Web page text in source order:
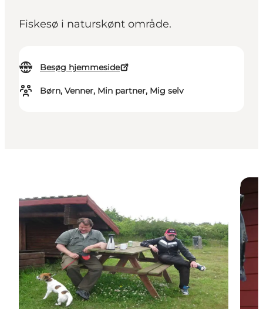
Fiskesø i naturskønt område.
Besøg hjemmeside
Børn, Venner, Min partner, Mig selv